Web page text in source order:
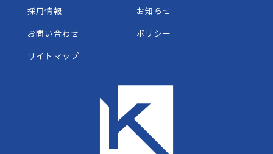
採用情報
お知らせ
お問い合わせ
ポリシー
サイトマップ